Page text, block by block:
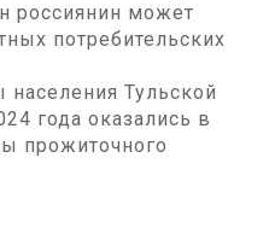
россиянин может
потребительских
Тульской
года оказались в
прожиточного